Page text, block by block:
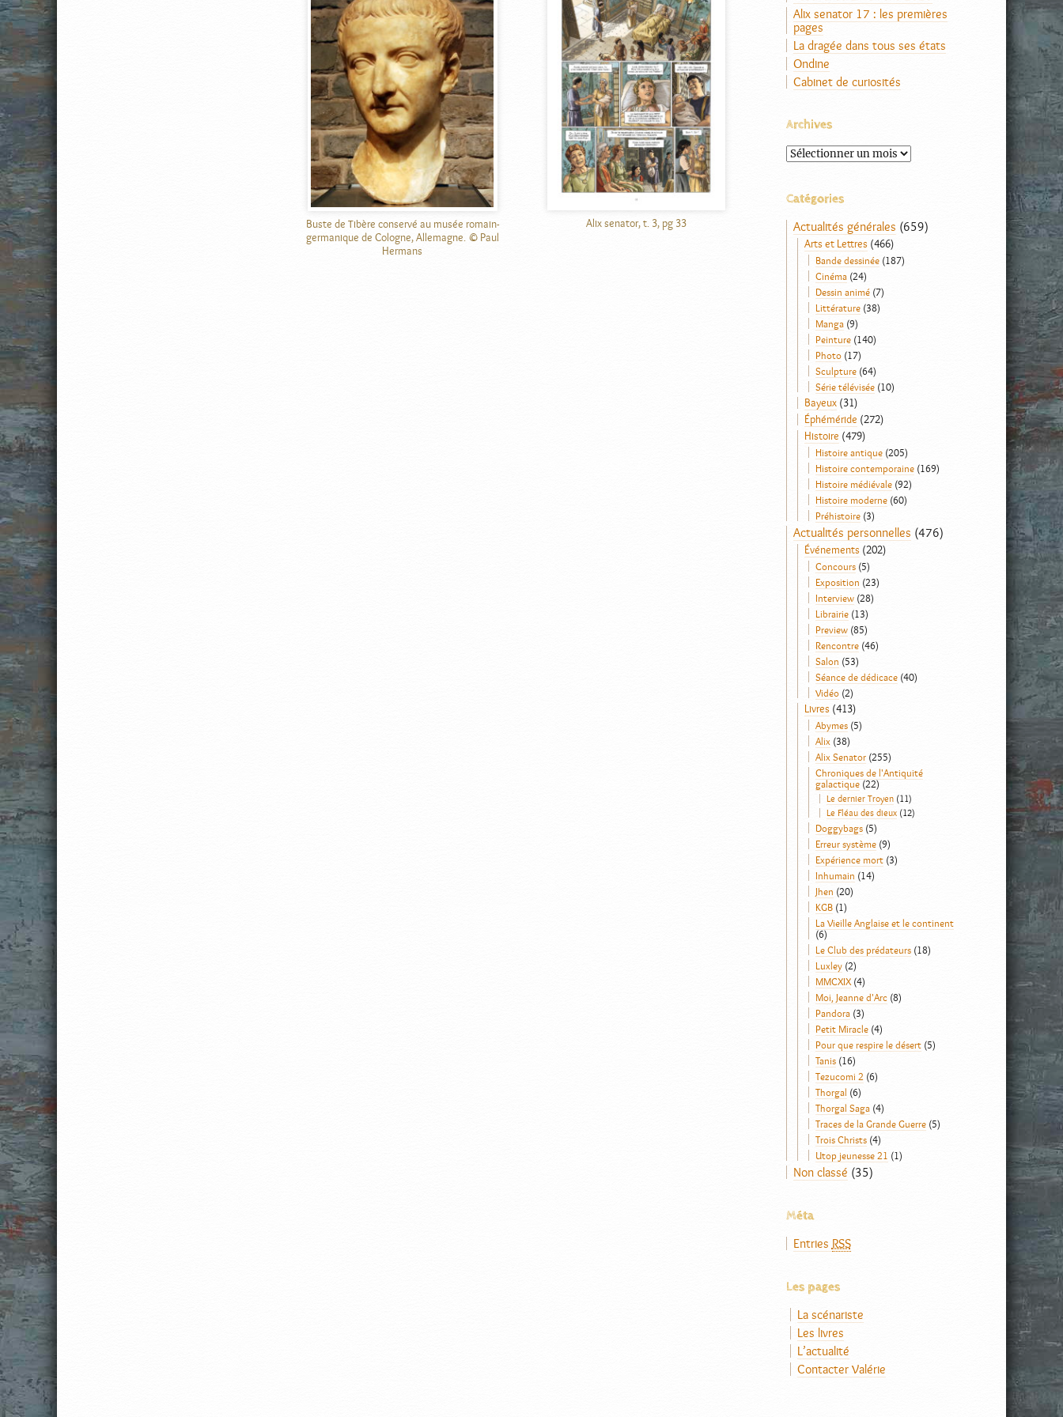
Buste de Tibère conservé au musée romain-
germanique de Cologne, Allemagne. © Paul
Hermans
Alix senator, t. 3, pg 33
Alix senator 17 : les premières
pages
La dragée dans tous ses états
Ondine
Cabinet de curiosités
Archives
Archives
Catégories
Actualités générales (659)
Arts et Lettres(466)
Bande dessinée(187)
Cinéma(24)
Dessin animé(7)
Littérature(38)
Manga(9)
Peinture(140)
Photo(17)
Sculpture(64)
Série télévisée(10)
Bayeux(31)
Éphéméride (272)
Histoire (479)
Histoire antique(205)
Histoire contemporaine(169)
Histoire médiévale(92)
Histoire moderne(60)
Préhistoire(3)
Actualités personnelles (476)
Événements (202)
Concours(5)
Exposition (23)
Interview(28)
Librairie(13)
Preview(85)
Rencontre(46)
Salon (53)
Séance de dédicace(40)
Vidéo(2)
Livres (413)
Abymes(5)
Alix (38)
Alix Senator(255)
Chroniques de l'Antiquité
galactique(22)
Le dernier Troyen(11)
Le Fléau des dieux(12)
Doggybags(5)
Erreur système(9)
Expérience mort(3)
Inhumain (14)
Jhen (20)
KGB(1)
La Vieille Anglaise et le continent
(6)
Le Club des prédateurs(18)
Luxley(2)
MMCXIX(4)
Moi, Jeanne d'Arc(8)
Pandora(3)
Petit Miracle(4)
Pour que respire le désert(5)
Tanis(16)
Tezucomi 2 (6)
Thorgal (6)
Thorgal Saga(4)
Traces de la Grande Guerre(5)
Trois Christs(4)
Utop jeunesse 21 (1)
Non classé (35)
Méta
Entries RSS
Les pages
La scénariste
Les livres
L’actualité
Contacter Valérie